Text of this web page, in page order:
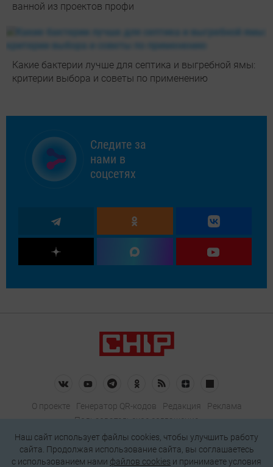
ванной из проектов профи
Какие бактерии лучше для септика и выгребной ямы:
критерии выбора и советы по применению
Следите за
нами в
соцсетях
О проекте Генератор QR-кодов Редакция
Реклама
Пользовательское соглашение
Политика конфиденциальности
Подписаться на рассылку
Наш сайт использует файлы cookies, чтобы улучшить работу
сайта. Продолжая использование сайта, вы соглашаетесь
c использованием нами файлов cookies и принимаете условия